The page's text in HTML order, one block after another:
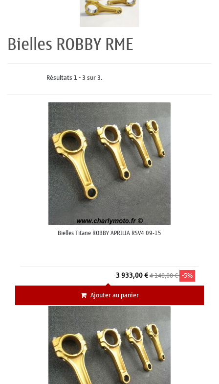
Bielles ROBBY RME
Résultats 1 - 3 sur 3.
Bielles Titane ROBBY APRILIA RSV4 09-15
3 933,00 €4 140,00 € -5%
Ajouter au panier